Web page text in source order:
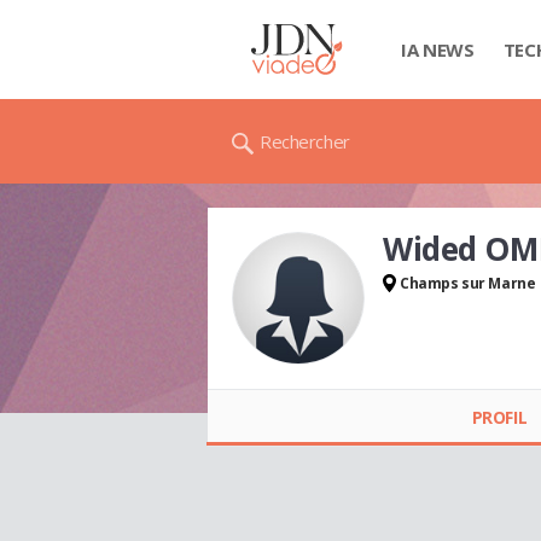
IA NEWS
Rechercher
Wided
Champs sur Marne
PROFIL